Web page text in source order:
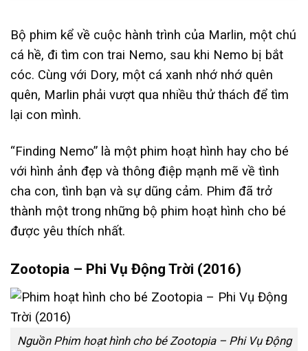
Bộ phim kể về cuộc hành trình của Marlin, một chú
cá hề, đi tìm con trai Nemo, sau khi Nemo bị bắt
cóc. Cùng với Dory, một cá xanh nhớ nhớ quên
quên, Marlin phải vượt qua nhiều thử thách để tìm
lại con mình.
“Finding Nemo” là một phim hoạt hình hay cho bé
với hình ảnh đẹp và thông điệp mạnh mẽ về tình
cha con, tình bạn và sự dũng cảm. Phim đã trở
thành một trong những bộ phim hoạt hình cho bé
được yêu thích nhất.
Zootopia – Phi Vụ Động Trời (2016)
Nguồn Phim hoạt hình cho bé Zootopia – Phi Vụ Động